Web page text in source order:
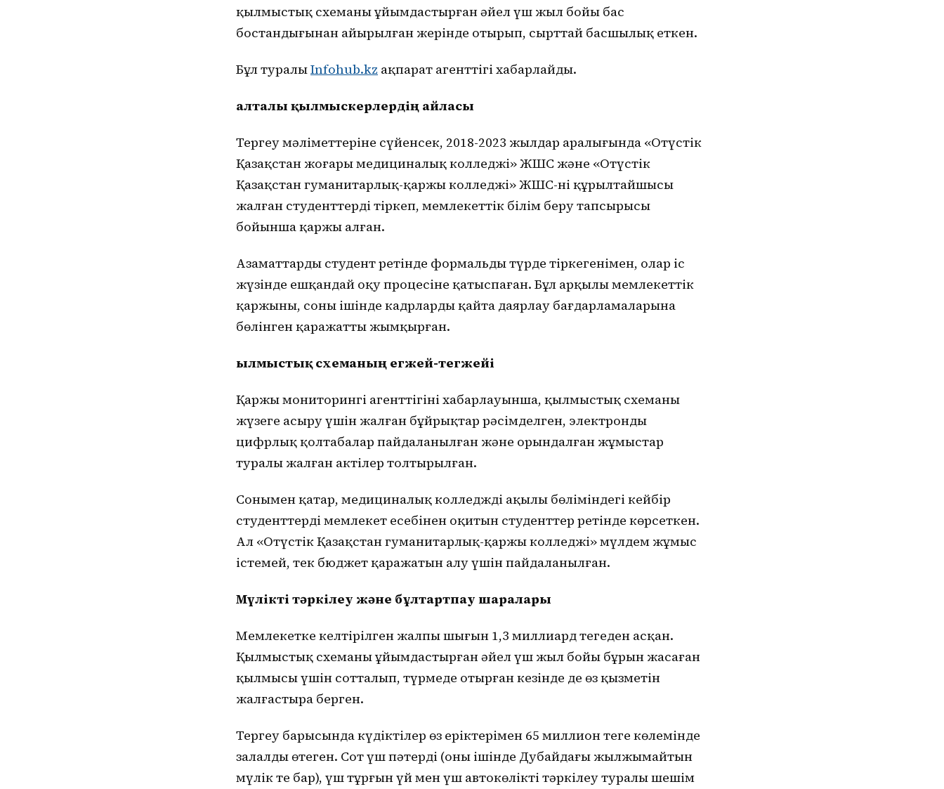
қылмыстық схеманы ұйымдастырған әйел үш жыл бойы бас
бостандығынан айырылған жерінде отырып, сырттай басшылық еткен.
Бұл туралыInfohub.kz ақпарат агенттігі хабарлайды.
Қалталы қылмыскерлердің айласы
Тергеу мәліметтеріне сүйенсек, 2018-2023 жылдар аралығында «Оңтүстік
Қазақстан жоғары медициналық колледжі» ЖШС және «Оңтүстік
Қазақстан гуманитарлық-қаржы колледжі» ЖШС-нің құрылтайшысы
жалған студенттерді тіркеп, мемлекеттік білім беру тапсырысы
бойынша қаржы алған.
Азаматтарды студент ретінде формальды түрде тіркегенімен, олар іс
жүзінде ешқандай оқу процесіне қатыспаған. Бұл арқылы мемлекеттік
қаржыны, соның ішінде кадрларды қайта даярлау бағдарламаларына
бөлінген қаражатты жымқырған.
Қылмыстық схеманың егжей-тегжейі
Қаржы мониторингі агенттігінің хабарлауынша, қылмыстық схеманы
жүзеге асыру үшін жалған бұйрықтар рәсімделген, электронды
цифрлық қолтаңбалар пайдаланылған және орындалған жұмыстар
туралы жалған актілер толтырылған.
Сонымен қатар, медициналық колледждің ақылы бөліміндегі кейбір
студенттерді мемлекет есебінен оқитын студенттер ретінде көрсеткен.
Ал «Оңтүстік Қазақстан гуманитарлық-қаржы колледжі» мүлдем жұмыс
істемей, тек бюджет қаражатын алу үшін пайдаланылған.
Мүлікті тәркілеу және бұлтартпау шаралары
Мемлекетке келтірілген жалпы шығын 1,3 миллиард теңгеден асқан.
Қылмыстық схеманы ұйымдастырған әйел үш жыл бойы бұрын жасаған
қылмысы үшін сотталып, түрмеде отырған кезінде де өз қызметін
жалғастыра берген.
Тергеу барысында күдіктілер өз еріктерімен 65 миллион теңге көлемінде
залалды өтеген. Сот үш пәтерді (оның ішінде Дубайдағы жылжымайтын
мүлік те бар), үш тұрғын үй мен үш автокөлікті тәркілеу туралы шешім